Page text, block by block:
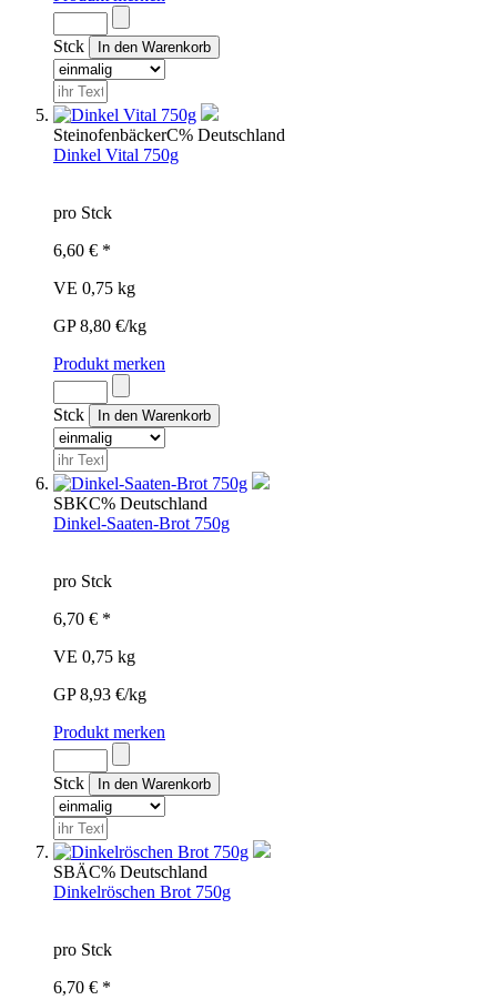
Stck
SteinofenbäckerC% Deutschland
Dinkel Vital 750g
pro Stck
6,60 € *
VE 0,75 kg
GP 8,80 €/kg
Produkt merken
Stck
SBKC% Deutschland
Dinkel-Saaten-Brot 750g
pro Stck
6,70 € *
VE 0,75 kg
GP 8,93 €/kg
Produkt merken
Stck
SBÄC% Deutschland
Dinkelröschen Brot 750g
pro Stck
6,70 € *